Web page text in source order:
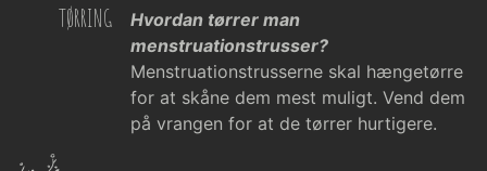
TØRRING
Hvordan tørrer man
menstruationstrusser?
Menstruationstrusserne skal hængetørre
for at skåne dem mest muligt. Vend dem
på vrangen for at de tørrer hurtigere.